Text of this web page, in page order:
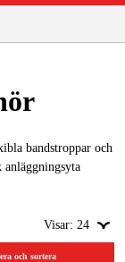
bandstroppar och
anläggningsyta
Visar: 24
och sortera